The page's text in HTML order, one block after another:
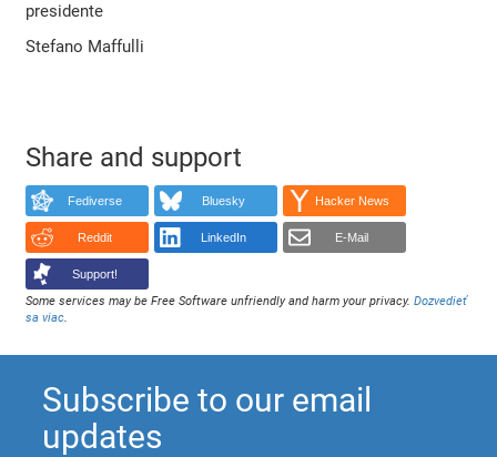
presidente
Stefano Maffulli
Share and support
Fediverse Bluesky Hacker News
Reddit LinkedIn E-Mail
Support!
Some services may be Free Software unfriendly and harm your privacy.Dozvedieť
sa viac
Subscribe to our email
updates